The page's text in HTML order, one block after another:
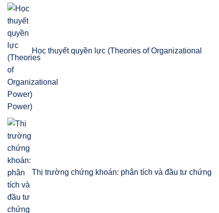
Học thuyết quyền lực (Theories of Organizational
Power)
Thị trường chứng khoán: phân tích và đầu tư chứng